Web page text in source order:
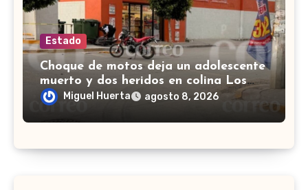
Estado
Choque de motos deja un adolescente
muerto y dos heridos en colina Los
Presidentes, en León
Miguel Huerta agosto 8, 2026